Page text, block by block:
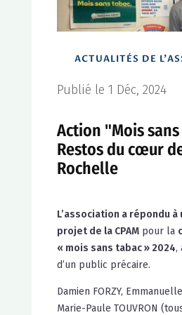
ACTUALITÉS DE
Publié le 1 Déc, 2024
Action "Mois
Restos du cœur
Rochelle
L’association a répondu à
projet de la CPAMpour la
« mois sans tabac » 2024,
d’un public précaire.
Damien FORZY,
Marie-Paule TOUVRON